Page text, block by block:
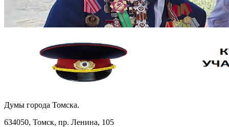
Думы города Томска.
634050, Томск, пр. Ленина, 105